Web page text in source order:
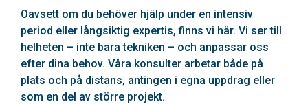
Oavsett om du behöver hjälp under en intensiv
period eller långsiktig expertis, finns vi här. Vi ser till
helheten – inte bara tekniken – och anpassar oss
efter dina behov. Våra konsulter arbetar både på
plats och på distans, antingen i egna uppdrag eller
som en del av större projekt.